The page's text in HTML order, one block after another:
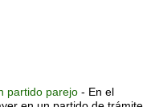
partido parejo - En el